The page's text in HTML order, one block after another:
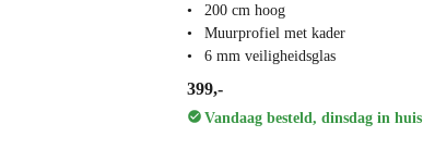
200 cm hoog
Muurprofiel met kader
6 mm veiligheidsglas
399,-
Vandaag besteld, dinsdag in huis